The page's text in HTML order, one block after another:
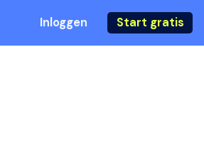
Inloggen Start gratis